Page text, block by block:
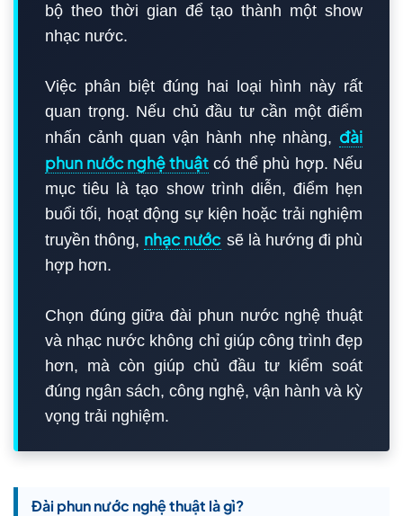
bộ theo thời gian để tạo thành một show
nhạc nước.
Việc phân biệt đúng hai loại hình này rất
quan trọng. Nếu chủ đầu tư cần một điểm
nhấn cảnh quan vận hành nhẹ nhàng, đài
phun nước nghệ thuậtcó thể phù hợp. Nếu
mục tiêu là tạo show trình diễn, điểm hẹn
buổi tối, hoạt động sự kiện hoặc trải nghiệm
truyền thông, nhạc nước sẽ là hướng đi phù
hợp hơn.
Chọn đúng giữa đài phun nước nghệ thuật
và nhạc nước không chỉ giúp công trình đẹp
hơn, mà còn giúp chủ đầu tư kiểm soát
đúng ngân sách, công nghệ, vận hành và kỳ
vọng trải nghiệm.
Đài phun nước nghệ thuật là gì?